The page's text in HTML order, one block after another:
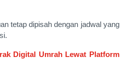
tetap dipisah dengan jadwal yang
Digital Umrah Lewat Platform